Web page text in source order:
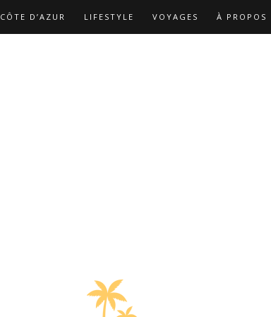
CÔTE D’AZUR LIFESTYLE VOYAGES À PROPOS